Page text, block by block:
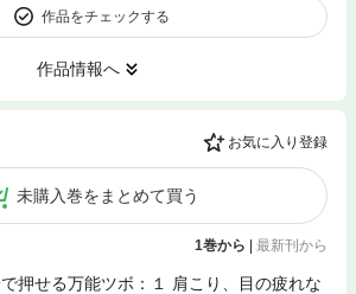
作品をチェックする
作品情報へ
お気に入り登録
未購入巻をまとめて買う
1巻から | 最新刊から
押せる万能ツボ：１ 肩こり、目の疲れな